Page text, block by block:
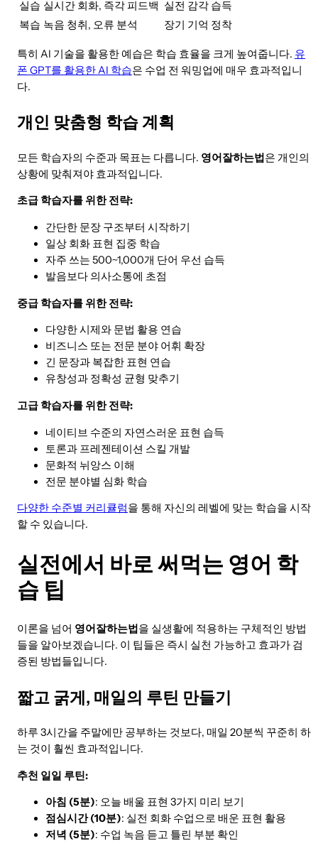
실습 실시간 회화, 즉각 피드백 실전 감각 습득
복습 녹음 청취, 오류 분석 장기 기억 정착
특히 AI 기술을 활용한 예습은 학습 효율을 크게 높여줍니다. 유
폰 GPT를 활용한 AI 학습은 수업 전 워밍업에 매우 효과적입니
다.
개인 맞춤형 학습 계획
모든 학습자의 수준과 목표는 다릅니다. 영어잘하는법은 개인의
상황에 맞춰져야 효과적입니다.
초급 학습자를 위한 전략:
간단한 문장 구조부터 시작하기
일상 회화 표현 집중 학습
자주 쓰는 500~1,000개 단어 우선 습득
발음보다 의사소통에 초점
중급 학습자를 위한 전략:
다양한 시제와 문법 활용 연습
비즈니스 또는 전문 분야 어휘 확장
긴 문장과 복잡한 표현 연습
유창성과 정확성 균형 맞추기
고급 학습자를 위한 전략:
네이티브 수준의 자연스러운 표현 습득
토론과 프레젠테이션 스킬 개발
문화적 뉘앙스 이해
전문 분야별 심화 학습
다양한 수준별 커리큘럼을 통해 자신의 레벨에 맞는 학습을 시작
할 수 있습니다.
실전에서 바로 써먹는 영어 학
습 팁
이론을 넘어 영어잘하는법을 실생활에 적용하는 구체적인 방법
들을 알아보겠습니다. 이 팁들은 즉시 실천 가능하고 효과가 검
증된 방법들입니다.
짧고 굵게, 매일의 루틴 만들기
하루 3시간을 주말에만 공부하는 것보다, 매일 20분씩 꾸준히 하
는 것이 훨씬 효과적입니다.
추천 일일 루틴:
아침 (5분): 오늘 배울 표현 3가지 미리 보기
점심시간 (10분): 실전 회화 수업으로 배운 표현 활용
저녁 (5분): 수업 녹음 듣고 틀린 부분 확인